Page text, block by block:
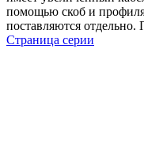
помощью скоб и
поставляются отдельно.
Страница серии